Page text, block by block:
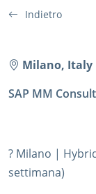
Indietro
Milano, Italy
SAP MM
? Milano |
settimana)